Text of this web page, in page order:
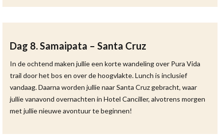
Dag 8. Samaipata – Santa Cruz
In de ochtend maken jullie een korte wandeling over Pura Vida
trail door het bos en over de hoogvlakte. Lunch is inclusief
vandaag. Daarna worden jullie naar Santa Cruz gebracht, waar
jullie vanavond overnachten in Hotel Canciller, alvotrens morgen
met jullie nieuwe avontuur te beginnen!